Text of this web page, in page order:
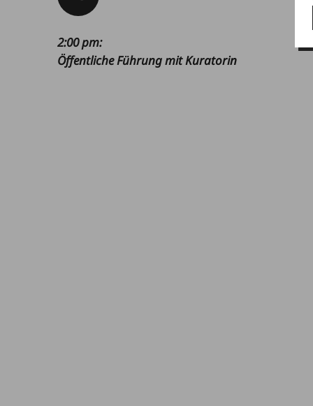
2:00 pm:
Öffentliche Führung mit Kuratorin